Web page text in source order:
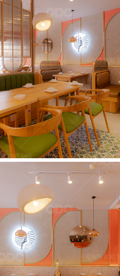
134
TÂN
CN Nguyễn
136
YUE
CN Phú Mỹ